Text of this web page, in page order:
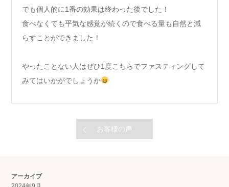
でも個人的に1番の効果は終わった後でした！
食べなくても平気な感覚が続くので食べる量も自然と減
らすことができました！
やったことない人はぜひ1度こちらでファスティングして
みてはいかがでしょうか
お客様の声
アーカイブ